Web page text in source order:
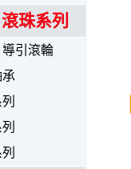
珠系列
引滾輪